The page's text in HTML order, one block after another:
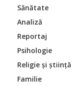
Sănătate
Analiză
Reportaj
Psihologie
Religie și știință
Familie